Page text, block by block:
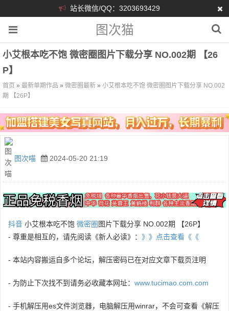
站长微信/QQ：3203693429
图次猫
小艾根本吃不饱 微密圈图片下载分享 NO.002期 【26
P】
首页 » 最新单期作品 » 微密圈最新 » 小艾根本吃不饱 微密圈图片下载分享 NO.002
期 【26P】
图次喵 2024-05-20 21:19
抖音 小艾根本吃不饱 微密圈 图片下载分享 NO.002期 【26P】
- 尊重是相互的，请先阅读《新人必读》： 》》点击查看《《
- 本站内容搬运自多个论坛，解压密码已在对应文章下载页注明
- 为防止下次找不到请务必收藏本网址： www.tucimao.com.com
- 手机解压用es文件浏览器，电脑解压用winrar，不会可查看《解压